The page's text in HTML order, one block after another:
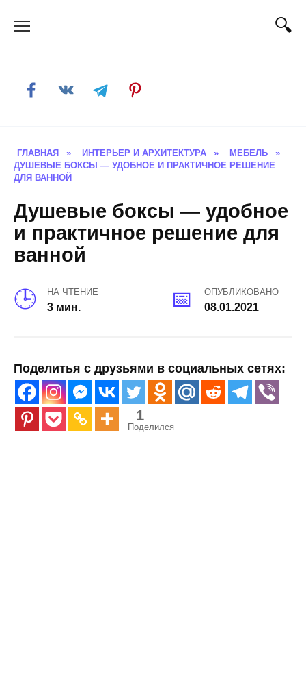
ГЛАВНАЯ » ИНТЕРЬЕР И АРХИТЕКТУРА » МЕБЕЛЬ
»
ДУШЕВЫЕ БОКСЫ — УДОБНОЕ И ПРАКТИЧНОЕ РЕШЕНИЕ
ДЛЯ ВАННОЙ
Душевые боксы — удобное
и практичное решение для
ванной
НА ЧТЕНИЕ
3 мин.
ОПУБЛИКОВАНО
08.01.2021
Поделитья с друзьями в социальных сетях:
1
Поделился